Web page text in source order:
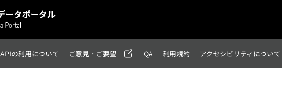
APIの利用について ご意見・ご要望 QA 利用規約 アクセシビリティについて